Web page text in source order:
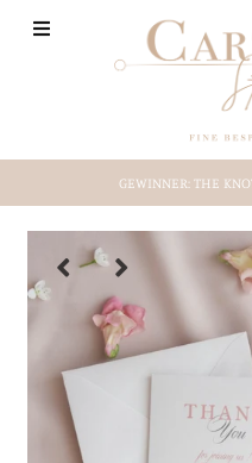
HOCHZEITS-PAPETERIE
REISEPASS
Save-the-Date
Shop by Style
Etsy-Shop
ÜBER UNS
GEWINNER: THE